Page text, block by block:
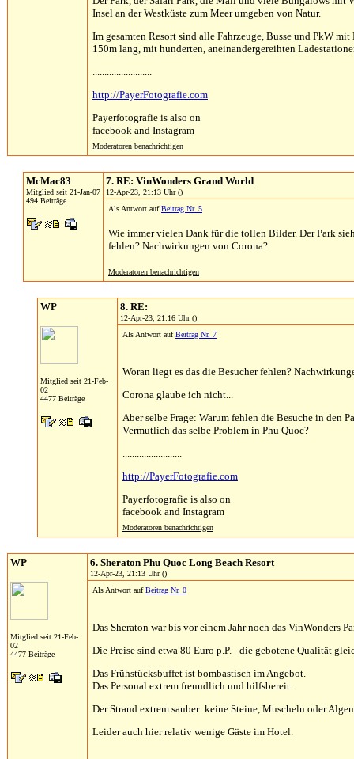
Insel an der Westküste zum Meer umgeben von Natur.
Im gesamten Resort sind alle Fahrzeuge, Busse und PkW
150m lang, mit hunderten, aneinandergereihten
.........................
http://PayerFotografie.com
Payerfotografie is also on
facebook and Instagram
Moderatoren benachrichtigen
McMac83
Mitglied seit 21-Jan-07
494 Beiträge
7. RE: VinWonders Grand World
12-Apr-23, 21:13 Uhr ()
Als Antwort aufBeitrag Nr. 5
Wie immer vielen Dank für die tollen Bilder. Der Park
fehlen? Nachwirkungen von Corona?
Moderatoren benachrichtigen
WP
Mitglied seit 21-Feb-
02
4477 Beiträge
8. RE:
12-Apr-23, 21:16 Uhr ()
Als Antwort aufBeitrag Nr. 7
Woran liegt es das die Besucher fehlen?
Corona glaube ich nicht...
Aber selbe Frage: Warum fehlen die Besuche in den
Vermutlich das selbe Problem in Phu Quoc?
.........................
http://PayerFotografie.com
Payerfotografie is also on
facebook and Instagram
Moderatoren benachrichtigen
WP
Mitglied seit 21-Feb-
02
4477 Beiträge
6. Sheraton Phu Quoc Long Beach Resort
12-Apr-23, 21:13 Uhr ()
Als Antwort aufBeitrag Nr. 0
Das Sheraton war bis vor einem Jahr noch das VinWonders
Die Preise sind etwa 80 Euro p.P. - die gebotene Qualität
Das Frühstücksbuffet ist bombastisch im Angebot.
Das Personal extrem freundlich und hilfsbereit.
Der Strand extrem sauber: keine Steine, Muscheln oder
Leider auch hier relativ wenige Gäste im Hotel.